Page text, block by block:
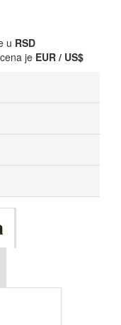
u RSD
je EUR / US$